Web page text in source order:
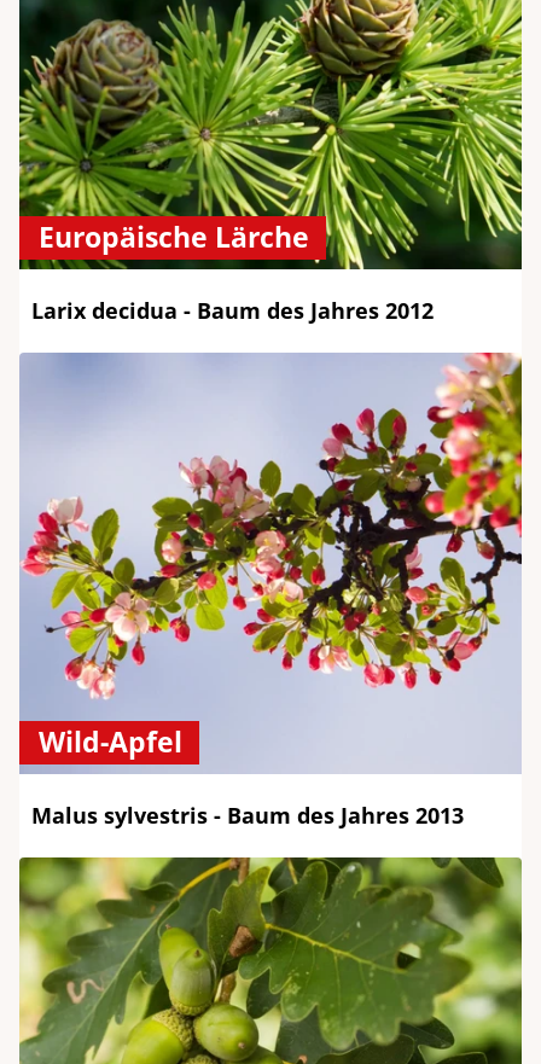
Europäische Lärche
Larix decidua - Baum des Jahres 2012
Wild-Apfel
Malus sylvestris - Baum des Jahres 2013